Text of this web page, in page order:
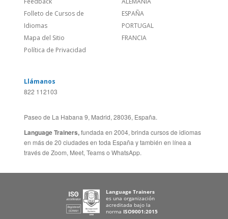
Feedback
Folleto de Cursos de
Idiomas
Mapa del Sitio
ALEMANIA
ESPAÑA
PORTUGAL
Llámanos
Paseo de La Habana 9, Madrid, 28036, España.
Language Trainers,fundada en 2004, brinda cursos de idiomas
en más de 20 ciudades en toda España y también en línea a